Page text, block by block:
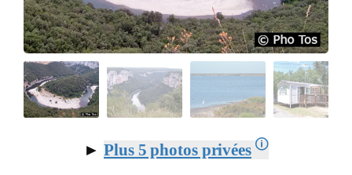
►Plus 5 photos privées 🛈